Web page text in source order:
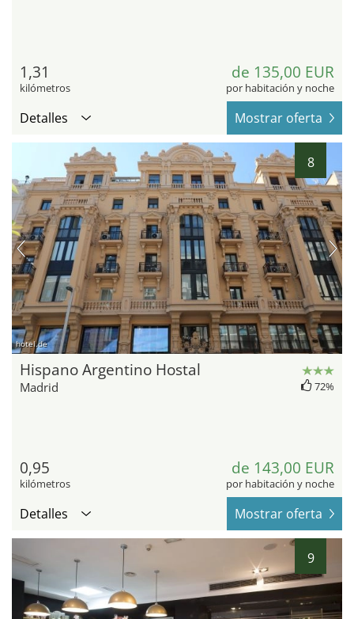
1,31
kilómetros
de 135,00 EUR
por habitación y noche
Detalles Mostrar oferta
8
hotel.de
Hispano Argentino Hostal
Madrid 72%
0,95
kilómetros
de 143,00 EUR
por habitación y noche
Detalles Mostrar oferta
9